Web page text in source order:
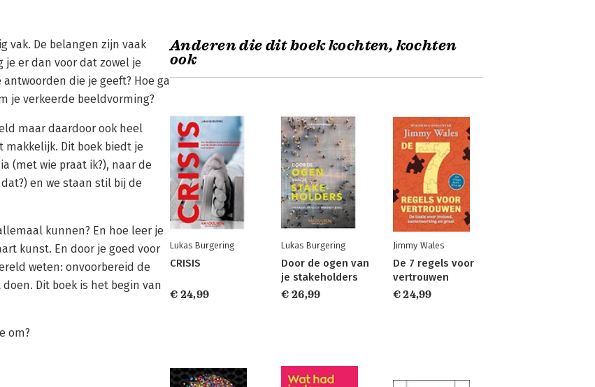
vak. De belangen zijn vaak
je er dan voor dat zowel je
die je geeft? Hoe ga
je verkeerde beeldvorming?
maar daardoor ook heel
makkelijk. Dit boek biedt je
(met wie praat ik?), naar de
en we staan stil bij de
kunnen? En hoe leer je
kunst. En door je goed voor
weten: onvoorbereid de
Dit boek is het begin van
om?
Anderen die dit boek kochten, kochten
ook
Lukas Burgering
CRISIS
€ 24,99
Lukas Burgering
Door de ogen van
je stakeholders
€ 26,99
Jimmy Wales
De 7 regels voor
vertrouwen
€ 24,99